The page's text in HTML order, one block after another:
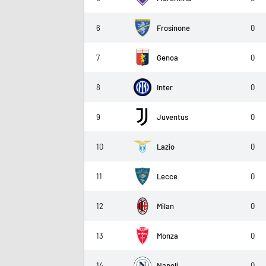
6 Frosinone 0
7 Genoa 0
8 Inter 0
9 Juventus 0
10 Lazio 0
11 Lecce 0
12 Milan 0
13 Monza 0